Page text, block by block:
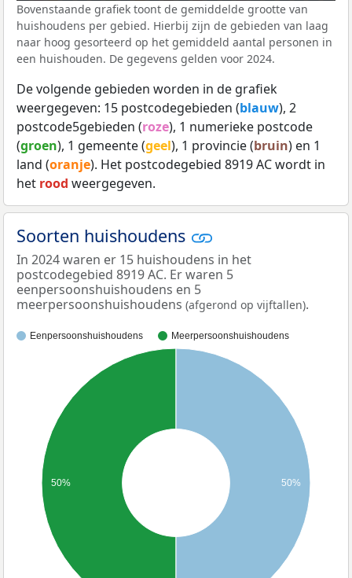
Bovenstaande grafiek toont de gemiddelde grootte van
huishoudens per gebied. Hierbij zijn de gebieden van laag
naar hoog gesorteerd op het gemiddeld aantal personen in
een huishouden. De gegevens gelden voor 2024.
De volgende gebieden worden in de grafiek
weergegeven: 15 postcodegebieden (blauw), 2
postcode5gebieden (roze), 1 numerieke postcode
(groen), 1 gemeente (geel), 1 provincie (bruin) en 1
land (oranje). Het postcodegebied 8919 AC wordt in
het rood weergegeven.
Soorten huishoudens
In 2024 waren er 15 huishoudens in het
postcodegebied 8919 AC. Er waren 5
eenpersoonshuishoudens en 5
meerpersoonshuishoudens (afgerond op vijftallen).
Eenpersoonshuishoudens Meerpersoonshuishoudens
50% 50%